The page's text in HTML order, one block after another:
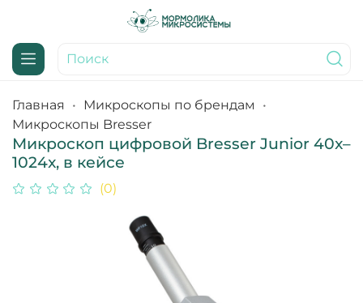
Главная
Микроскопы по брендам
Микроскопы Bresser
Микроскоп цифровой Bresser Junior 40x–
1024x, в кейсе
(0)